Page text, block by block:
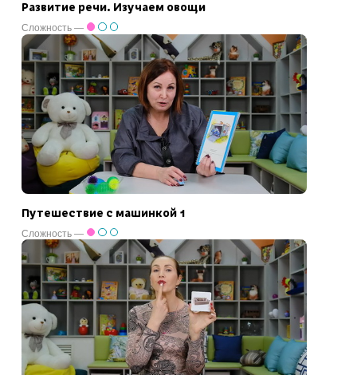
Развитие речи. Изучаем овощи
Сложность —
Путешествие с машинкой 1
Сложность —